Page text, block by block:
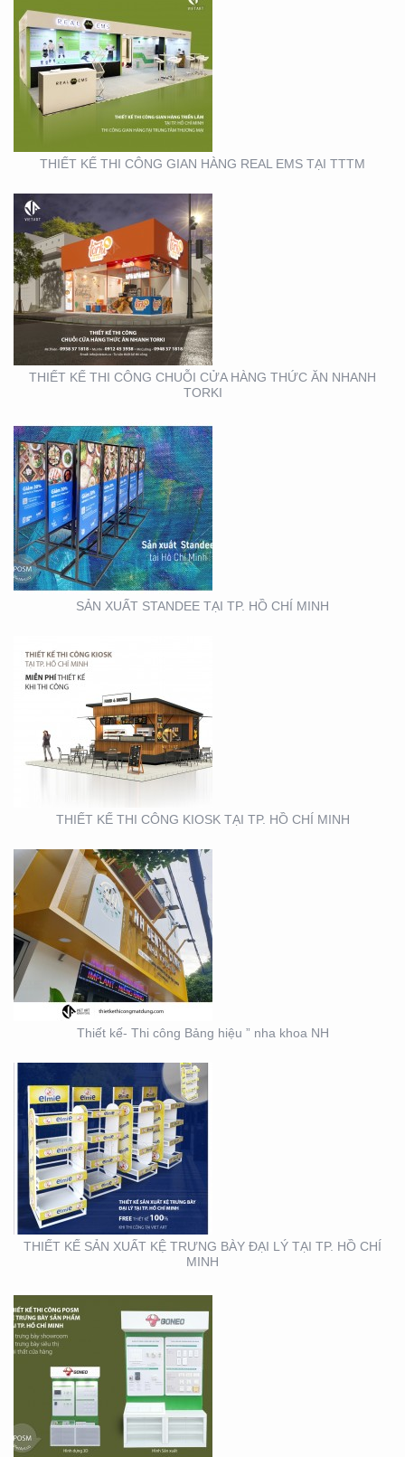
THIẾT KẾ THI CÔNG GIAN HÀNG REAL EMS TẠI TTTM
THIẾT KẾ THI CÔNG
CHUỖI CỬA HÀNG
THỨC ĂN NHANH TORKI
THIẾT KẾ THI CÔNG CHUỖI CỬA HÀNG THỨC ĂN NHANH
TORKI
SẢN XUẤT STANDEE TẠI
TP. HỒ CHÍ MINH
SẢN XUẤT STANDEE TẠI TP. HỒ CHÍ MINH
THIẾT KẾ THI CÔNG
KIOSK TẠI TP. HỒ CHÍ
MINH
THIẾT KẾ THI CÔNG KIOSK TẠI TP. HỒ CHÍ MINH
THIẾT KẾ- THI CÔNG
BẢNG HIỆU ” NHA KHOA
NH
Thiết kế- Thi công Bảng hiệu ” nha khoa NH
THIẾT KẾ SẢN XUẤT KỆ
TRƯNG BÀY ĐẠI LÝ TẠI
TP. HỒ CHÍ MINH
THIẾT KẾ SẢN XUẤT KỆ TRƯNG BÀY ĐẠI LÝ TẠI TP. HỒ CHÍ
MINH
THIẾT KẾ THI CÔNG KỆ
TRƯNG BÀY SẢN PHẨM
TẠI TP. HỒ CHÍ MINH
THIẾT KẾ SẢN XUẤT
BOOTH SAMPLING TẠI
TP. HỒ CHÍ MINH